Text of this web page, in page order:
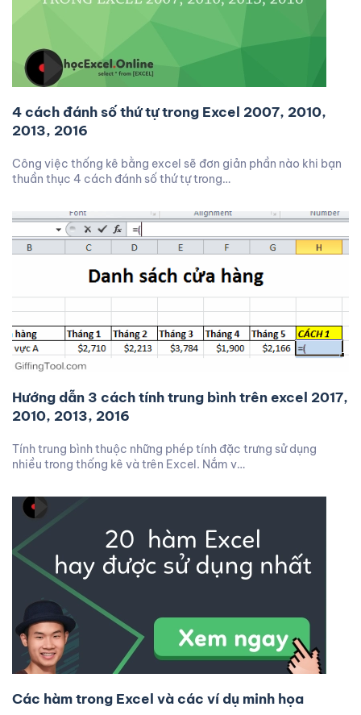
4 cách đánh số thứ tự trong Excel 2007, 2010,
2013, 2016
Công việc thống kê bằng excel sẽ đơn giản phần nào khi bạn
thuần thục 4 cách đánh số thứ tự trong…
Hướng dẫn 3 cách tính trung bình trên excel 2017,
2010, 2013, 2016
Tính trung bình thuộc những phép tính đặc trưng sử dụng
nhiều trong thống kê và trên Excel. Nắm v…
Các hàm trong Excel và các ví dụ minh họa